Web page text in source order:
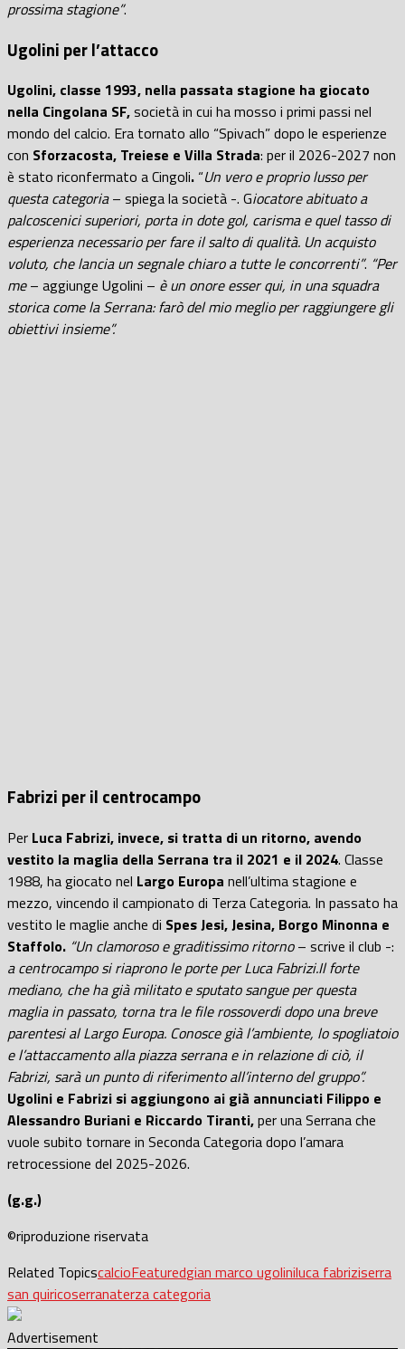
prossima stagione”.
Ugolini per l’attacco
Ugolini, classe 1993, nella passata stagione ha giocato
nella Cingolana SF,società in cui ha mosso i primi passi nel
mondo del calcio. Era tornato allo “Spivach” dopo le esperienze
con Sforzacosta, Treiese e Villa Strada: per il 2026-2027 non
è stato riconfermato a Cingoli. “Un vero e proprio lusso per
questa categoria– spiega la società -. Giocatore abituato a
palcoscenici superiori, porta in dote gol, carisma e quel tasso di
esperienza necessario per fare il salto di qualità. Un acquisto
voluto, che lancia un segnale chiaro a tutte le concorrenti”. “Per
me– aggiunge Ugolini – è un onore esser qui, in una squadra
storica come la Serrana: farò del mio meglio per raggiungere gli
obiettivi insieme”.
Fabrizi per il centrocampo
Per Luca Fabrizi, invece, si tratta di un ritorno, avendo
vestito la maglia della Serrana tra il 2021 e il 2024. Classe
1988, ha giocato nel Largo Europa nell’ultima stagione e
mezzo, vincendo il campionato di Terza Categoria. In passato ha
vestito le maglie anche di Spes Jesi, Jesina, Borgo Minonna e
Staffolo. “Un clamoroso e graditissimo ritorno– scrive il club -:
a centrocampo si riaprono le porte per Luca Fabrizi.Il forte
mediano, che ha già militato e sputato sangue per questa
maglia in passato, torna tra le file rossoverdi dopo una breve
parentesi al Largo Europa. Conosce già l’ambiente, lo spogliatoio
e l’attaccamento alla piazza serrana e in relazione di ciò, il
Fabrizi, sarà un punto di riferimento all’interno del gruppo”.
Ugolini e Fabrizi si aggiungono ai già annunciati Filippo e
Alessandro Buriani e Riccardo Tiranti,per una Serrana che
vuole subito tornare in Seconda Categoria dopo l’amara
retrocessione del 2025-2026.
(g.g.)
©riproduzione riservata
Related TopicscalcioFeaturedgian marco ugoliniluca fabriziserra
san quiricoserranaterza categoria
Advertisement